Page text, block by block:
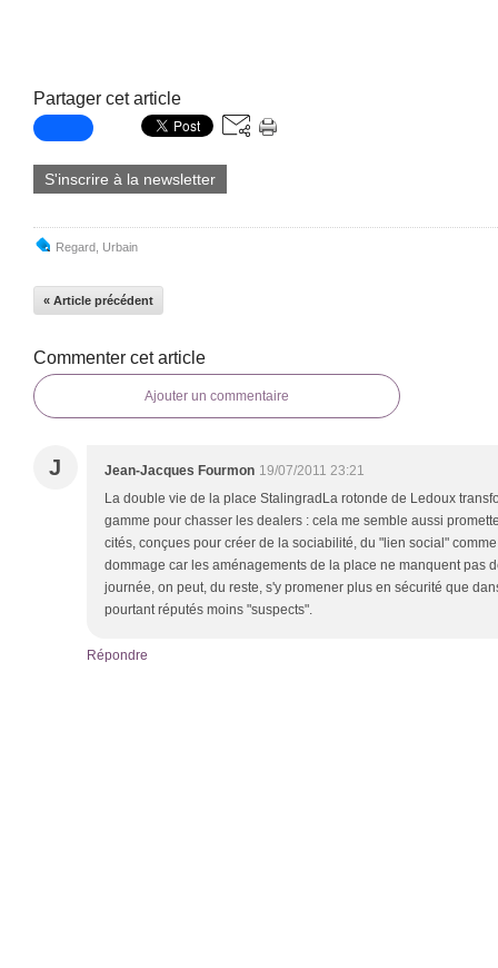
Partager cet article
S'inscrire à la newsletter
Regard Urbain
« Article précédent
Commenter cet article
Ajouter un commentaire
J Jean-Jacques Fourmon 19/07/2011 23:21
La double vie de la place StalingradLa rotonde de Ledoux
gamme pour chasser les dealers : cela me semble aussi
cités, conçues pour créer de la sociabilité, du "lien social"
dommage car les aménagements de la place ne manquent pas
journée, on peut, du reste, s'y promener plus en sécurité que
pourtant réputés moins "suspects".
Répondre